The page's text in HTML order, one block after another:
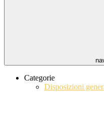
Categorie
Disposizioni